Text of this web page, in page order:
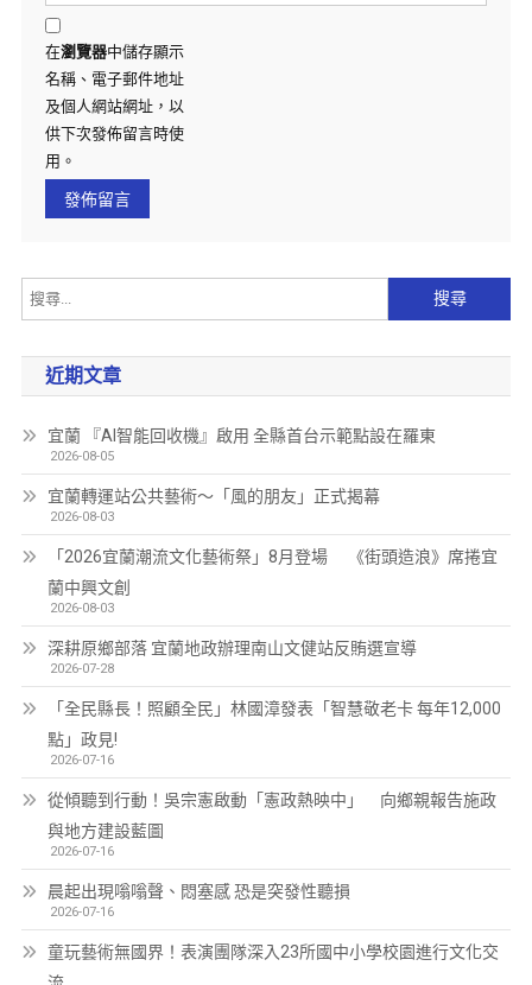
在瀏覽器中儲存顯示
名稱、電子郵件地址
及個人網站網址，以
供下次發佈留言時使
用。
近期文章
宜蘭 『AI智能回收機』啟用 全縣首台示範點設在羅東
2026-08-05
宜蘭轉運站公共藝術～「風的朋友」正式揭幕
2026-08-03
「2026宜蘭潮流文化藝術祭」8月登場 《街頭造浪》席捲宜
蘭中興文創
2026-08-03
深耕原鄉部落 宜蘭地政辦理南山文健站反賄選宣導
2026-07-28
「全民縣長！照顧全民」林國漳發表「智慧敬老卡 每年12,000
點」政見!
2026-07-16
從傾聽到行動！吳宗憲啟動「憲政熱映中」 向鄉親報告施政
與地方建設藍圖
2026-07-16
晨起出現嗡嗡聲、悶塞感 恐是突發性聽損
2026-07-16
童玩藝術無國界！表演團隊深入23所國中小學校園進行文化交